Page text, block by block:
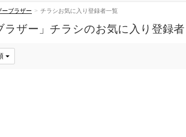
ーブラザー チラシお気に入り登録者一覧
ラザー」チラシのお気に入り登録者